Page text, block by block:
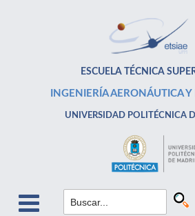
ESCUELA TÉCNICA
INGENIERÍA AERONÁUTICA Y
UNIVERSIDAD POLITÉCNICA